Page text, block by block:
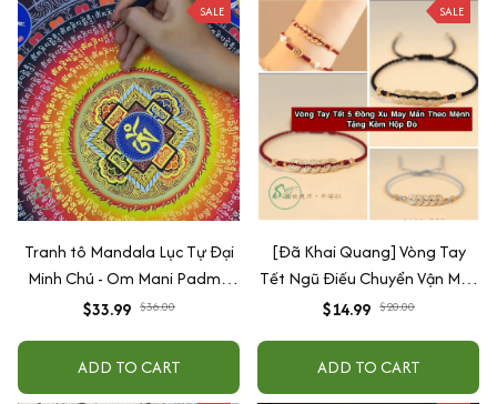
SALE
Tranh tô Mandala Lục Tự Đại
Minh Chú - Om Mani Padme
Hum (tặng kèm cọ, màu)
$33.99 $36.00
ADD TO CART
SALE
[Đã Khai Quang] Vòng Tay
Tết Ngũ Điếu Chuyển Vận May
Mắn Bình An Theo Mệnh +
$14.99 $20.00
ADD TO CART